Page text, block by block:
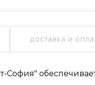
доставка и
София"